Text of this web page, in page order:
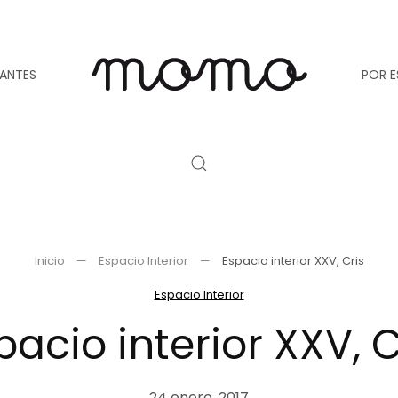
POR
Inicio Espacio Interior
Espacio interior XXV, Cris
Espacio Interior
interior XXV,